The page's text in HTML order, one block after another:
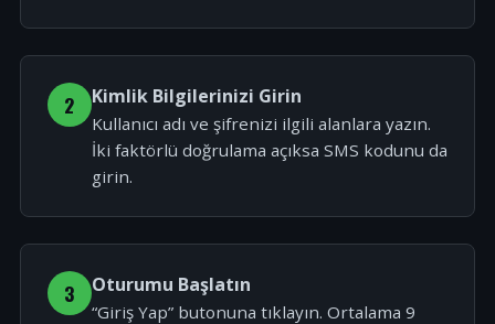
2 Kimlik Bilgilerinizi Girin
Kullanıcı adı ve şifrenizi ilgili alanlara yazın.
İki faktörlü doğrulama açıksa SMS kodunu da
girin.
3 Oturumu Başlatın
“Giriş Yap” butonuna tıklayın. Ortalama 9